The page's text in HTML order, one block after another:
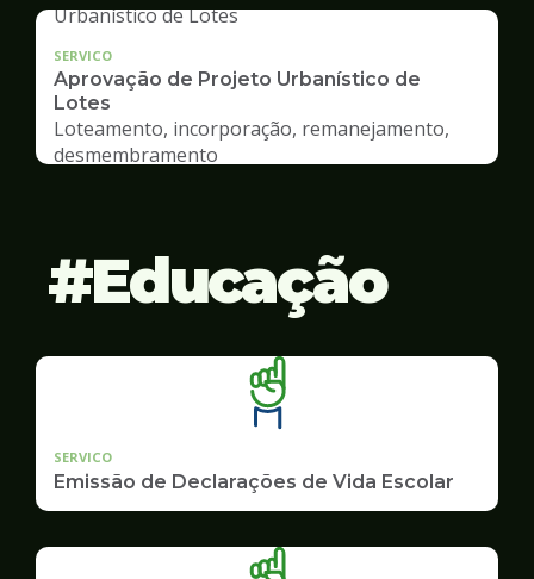
SERVICO
Aprovação de Projeto Urbanístico de
Lotes
Loteamento, incorporação, remanejamento,
desmembramento
Educação
SERVICO
Emissão de Declarações de Vida Escolar